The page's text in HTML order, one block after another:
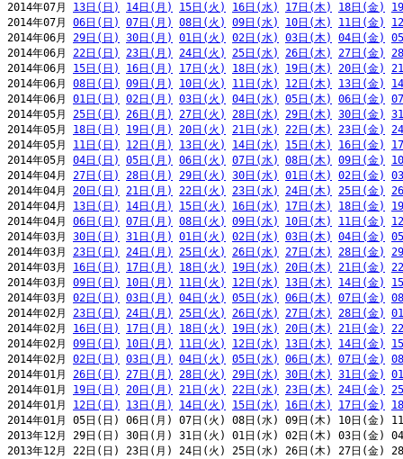
2014年07月 13日(日) 14日(月) 15日(火) 16日(水) 17日(木) 18日(金)
2014年07月 06日(日) 07日(月) 08日(火) 09日(水) 10日(木) 11日(金)
2014年06月 29日(日) 30日(月) 01日(火) 02日(水) 03日(木) 04日(金)
2014年06月 22日(日) 23日(月) 24日(火) 25日(水) 26日(木) 27日(金)
2014年06月 15日(日) 16日(月) 17日(火) 18日(水) 19日(木) 20日(金)
2014年06月 08日(日) 09日(月) 10日(火) 11日(水) 12日(木) 13日(金)
2014年06月 01日(日) 02日(月) 03日(火) 04日(水) 05日(木) 06日(金)
2014年05月 25日(日) 26日(月) 27日(火) 28日(水) 29日(木) 30日(金)
2014年05月 18日(日) 19日(月) 20日(火) 21日(水) 22日(木) 23日(金)
2014年05月 11日(日) 12日(月) 13日(火) 14日(水) 15日(木) 16日(金)
2014年05月 04日(日) 05日(月) 06日(火) 07日(水) 08日(木) 09日(金)
2014年04月 27日(日) 28日(月) 29日(火) 30日(水) 01日(木) 02日(金)
2014年04月 20日(日) 21日(月) 22日(火) 23日(水) 24日(木) 25日(金)
2014年04月 13日(日) 14日(月) 15日(火) 16日(水) 17日(木) 18日(金)
2014年04月 06日(日) 07日(月) 08日(火) 09日(水) 10日(木) 11日(金)
2014年03月 30日(日) 31日(月) 01日(火) 02日(水) 03日(木) 04日(金)
2014年03月 23日(日) 24日(月) 25日(火) 26日(水) 27日(木) 28日(金)
2014年03月 16日(日) 17日(月) 18日(火) 19日(水) 20日(木) 21日(金)
2014年03月 09日(日) 10日(月) 11日(火) 12日(水) 13日(木) 14日(金)
2014年03月 02日(日) 03日(月) 04日(火) 05日(水) 06日(木) 07日(金)
2014年02月 23日(日) 24日(月) 25日(火) 26日(水) 27日(木) 28日(金)
2014年02月 16日(日) 17日(月) 18日(火) 19日(水) 20日(木) 21日(金)
2014年02月 09日(日) 10日(月) 11日(火) 12日(水) 13日(木) 14日(金)
2014年02月 02日(日) 03日(月) 04日(火) 05日(水) 06日(木) 07日(金)
2014年01月 26日(日) 27日(月) 28日(火) 29日(水) 30日(木) 31日(金)
2014年01月 19日(日) 20日(月) 21日(火) 22日(水) 23日(木) 24日(金)
2014年01月 12日(日) 13日(月) 14日(火) 15日(水) 16日(木) 17日(金)
2014年01月 05日(日) 06日(月) 07日(火) 08日(水) 09日(木) 10日(金)
2013年12月 29日(日) 30日(月) 31日(火) 01日(水) 02日(木) 03日(金)
2013年12月 22日(日) 23日(月) 24日(火) 25日(水) 26日(木) 27日(金)